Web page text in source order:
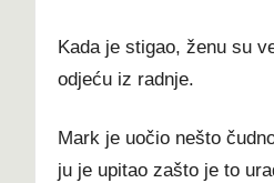
Kada je stigao, ženu su
odjeću iz radnje.
Mark je uočio nešto
ju je upitao zašto je to